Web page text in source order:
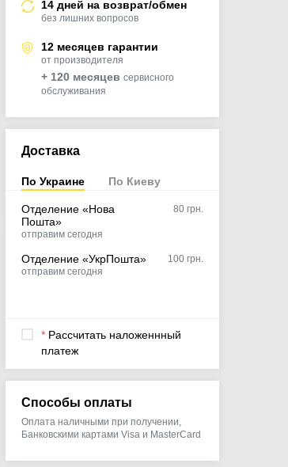
14 дней на возврат/обмен
без лишних вопросов
12 месяцев гарантии
от производителя
+ 120 месяцев сервисного
обслуживания
Доставка
По Украине По Киеву
Отделение «Нова
Пошта»
отправим сегодня
80 грн.
Отделение «УкрПошта»
отправим сегодня
100 грн.
* Рассчитать наложеннный
платеж
Способы оплаты
Оплата наличными при получении,
Банковскими картами Visa и MasterCard